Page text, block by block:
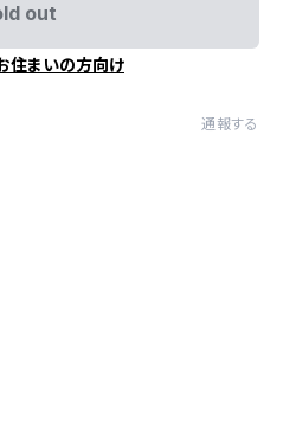
out
住まいの方向け
通報する